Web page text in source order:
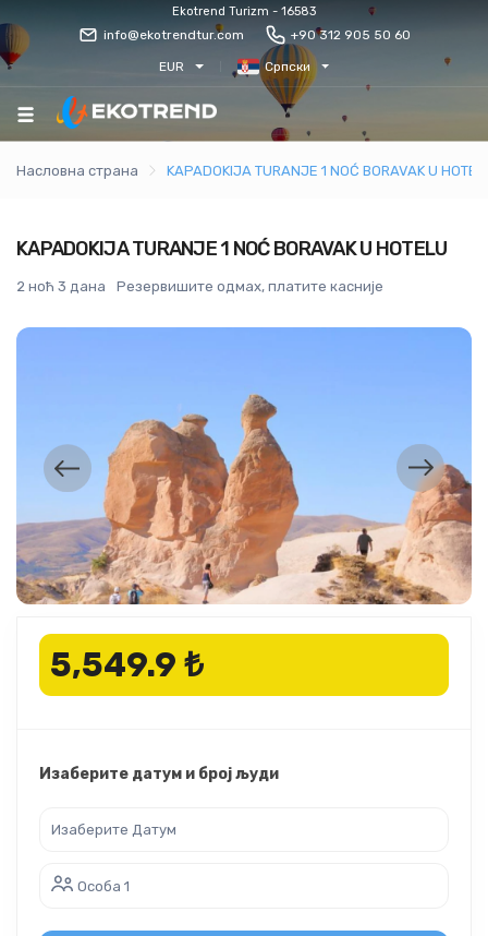
Ekotrend Turizm - 16583
info@ekotrendtur.com +90 312 905 50 60
EUR Српски
Насловна страна KAPADOKIJA TURANJE 1 NOĆ BORAVAK U
KAPADOKIJA TURANJE 1 NOĆ BORAVAK U HOTELU
2 ноћ 3 дана Резервишите одмах, платите касније
5,549.9 ₺
Изаберите датум и број људи
Особа 1